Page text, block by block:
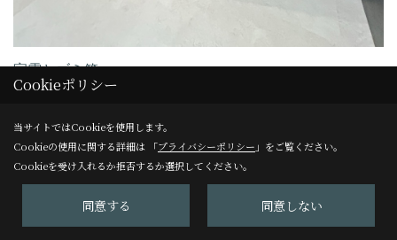
家電とゴミ箱
ゴミ箱の置くスペースも確保し、リビング側からゴミ箱が見
えないところもポイントです。
カウンター上とスライド収納には家電用のコンセントを取付
けしごちゃごちゃする配線もスッキリに✨
Cookieポリシー
当サイトではCookieを使用します。
Cookieの使用に関する詳細は 「プライバシーポリシー 」をご覧ください。
Cookieを受け入れるか拒否するか選択してください。
同意する 同意しない